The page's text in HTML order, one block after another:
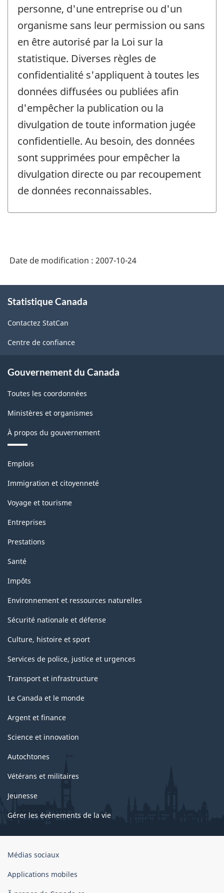
personne, d'une entreprise ou d'un
organisme sans leur permission ou sans
en être autorisé par la Loi sur la
statistique. Diverses règles de
confidentialité s'appliquent à toutes les
données diffusées ou publiées afin
d'empêcher la publication ou la
divulgation de toute information jugée
confidentielle. Au besoin, des données
sont supprimées pour empêcher la
divulgation directe ou par recoupement
de données reconnaissables.
Date de modification : 2007-10-24
propos
ce
site
Statistique Canada
Contactez StatCan
Centre de confiance
Gouvernement du Canada
Toutes les coordonnées
Ministères et organismes
À propos du gouvernement
Thèmes
sujets
Emplois
Immigration et citoyenneté
Voyage et tourisme
Entreprises
Prestations
Santé
Impôts
Environnement et ressources naturelles
Sécurité nationale et défense
Culture, histoire et sport
Services de police, justice et urgences
Transport et infrastructure
Le Canada et le monde
Argent et finance
Science et innovation
Autochtones
Vétérans et militaires
Jeunesse
Gérer les événements de la vie
Organisation
gouvernement
Médias sociaux
Applications mobiles